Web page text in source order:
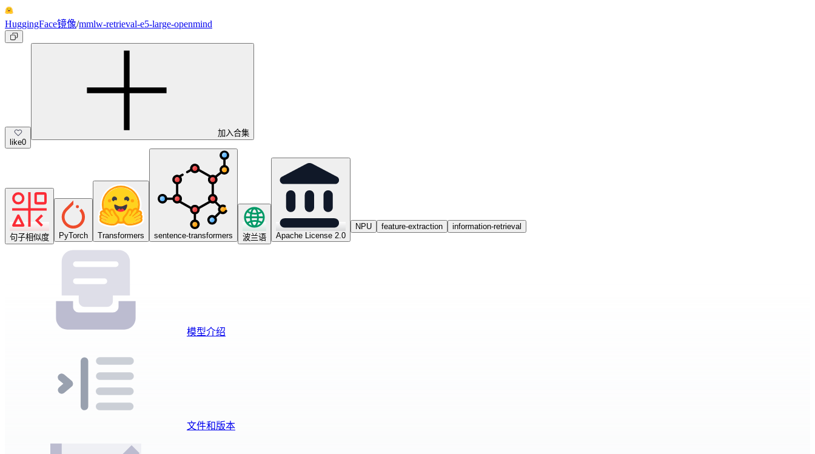
HuggingFace镜像/mmlw-retrieval-e5-large-openmind
like0
加入合集
句子相似度 PyTorch Transformers sentence-transformers 波兰语 Apache License 2.0
NPU feature-extraction information-retrieval
模型介绍
文件和版本